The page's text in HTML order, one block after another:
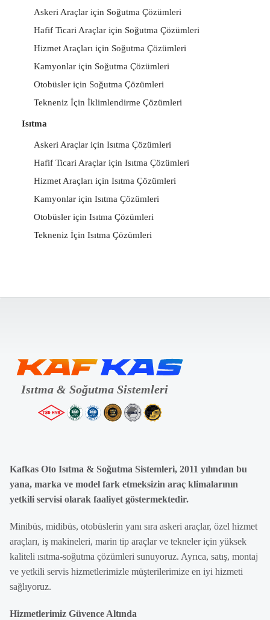
Askeri Araçlar için Soğutma Çözümleri
Hafif Ticari Araçlar için Soğutma Çözümleri
Hizmet Araçları için Soğutma Çözümleri
Kamyonlar için Soğutma Çözümleri
Otobüsler için Soğutma Çözümleri
Tekneniz İçin İklimlendirme Çözümleri
Isıtma
Askeri Araçlar için Isıtma Çözümleri
Hafif Ticari Araçlar için Isıtma Çözümleri
Hizmet Araçları için Isıtma Çözümleri
Kamyonlar için Isıtma Çözümleri
Otobüsler için Isıtma Çözümleri
Tekneniz İçin Isıtma Çözümleri
Kafkas Oto Isıtma & Soğutma Sistemleri, 2011 yılından bu
yana, marka ve model fark etmeksizin araç klimalarının
yetkili servisi olarak faaliyet göstermektedir.
Minibüs, midibüs, otobüslerin yanı sıra askeri araçlar, özel hizmet
araçları, iş makineleri, marin tip araçlar ve tekneler için yüksek
kaliteli ısıtma-soğutma çözümleri sunuyoruz. Ayrıca, satış, montaj
ve yetkili servis hizmetlerimizle müşterilerimize en iyi hizmeti
sağlıyoruz.
Hizmetlerimiz Güvence Altında